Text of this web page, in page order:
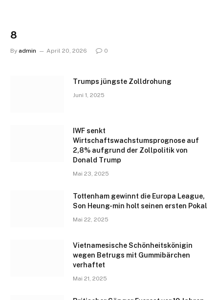
8
By admin April 20, 2026 0
Trumps jüngste Zolldrohung
Juni 1, 2025
IWF senkt
Wirtschaftswachstumsprognose auf
2,8% aufgrund der Zollpolitik von
Donald Trump
Mai 23, 2025
Tottenham gewinnt die Europa League,
Son Heung-min holt seinen ersten Pokal
Mai 22, 2025
Vietnamesische Schönheitskönigin
wegen Betrugs mit Gummibärchen
verhaftet
Mai 21, 2025